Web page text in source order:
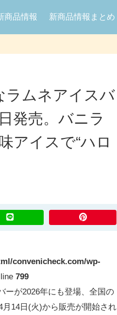
商品情報 新商品情報まとめ
ラムネアイスバ
発売。バニラ
アイスで“ハロ
convenicheck.com/wp-
799
が2026年にも登場、全国の
月14日(火)から販売が開始され